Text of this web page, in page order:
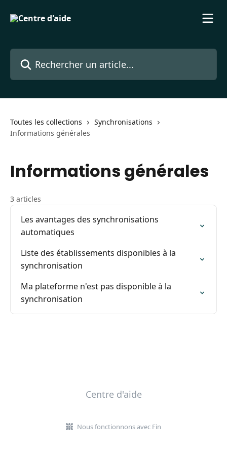
Rechercher un article...
Toutes les collections
Synchronisations
Informations générales
Informations générales
3 articles
Les avantages des synchronisations
automatiques
Liste des établissements disponibles à la
synchronisation
Ma plateforme n'est pas disponible à la
synchronisation
Centre d'aide
Nous fonctionnons avec Fin